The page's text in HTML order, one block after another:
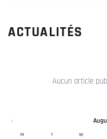
ACTUALITÉS
Aucun article
‹
M T W